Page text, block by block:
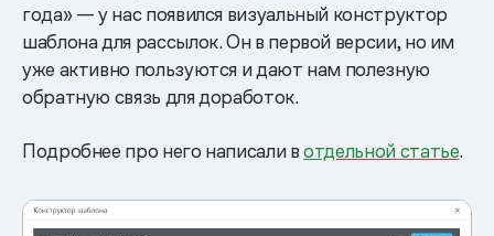
года» — у нас появился визуальный конструктор
шаблона для рассылок. Он в первой версии, но им
уже активно пользуются и дают нам полезную
обратную связь для доработок.
Подробнее про него написали вотдельной статье.